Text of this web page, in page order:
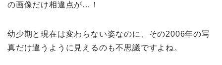
の画像だけ相違点が…！
幼少期と現在は変わらない姿なのに、その2006年の写
真だけ違うように見えるのも不思議ですよね。